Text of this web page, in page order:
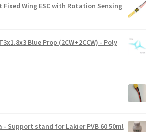
Fixed Wing ESC with Rotation Sensing
Blue Prop (2CW+2CCW) - Poly
Support stand for Lakier PVB 60 50ml